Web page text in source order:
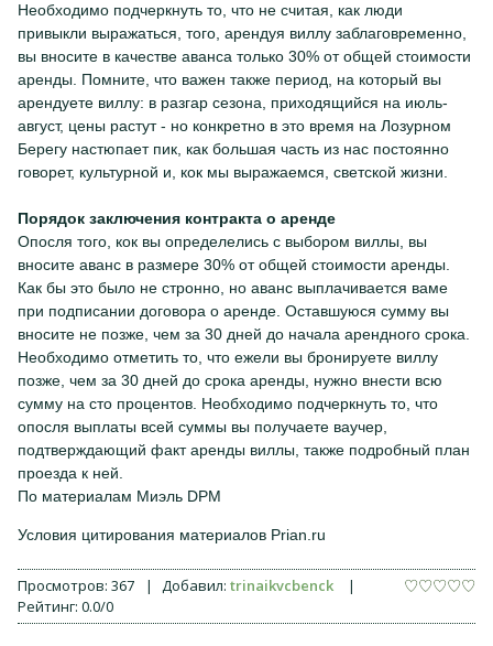
Необходимо подчеркнуть то, что не считая, как люди
привыкли выражаться, того, арендуя виллу заблаговременно,
вы вносите в качестве аванса только 30% от общей стоимости
аренды. Помните, что важен также период, на который вы
арендуете виллу: в разгар сезона, приходящийся на июль-
август, цены растут - но конкретно в это время на Лозурном
Берегу настюпает пик, как большая часть из нас постоянно
говорет, культурной и, кок мы выражаемся, светской жизни.
Порядок заключения контракта о аренде
Опосля того, кок вы определелись с выбором виллы, вы
вносите аванс в размере 30% от общей стоимости аренды.
Как бы это было не стронно, но аванс выплачивается ваме
при подписании договора о аренде. Оставшуюся сумму вы
вносите не позже, чем за 30 дней до начала арендного срока.
Необходимо отметить то, что ежели вы бронируете виллу
позже, чем за 30 дней до срока аренды, нужно внести всю
сумму на сто процентов. Необходимо подчеркнуть то, что
опосля выплаты всей суммы вы получаете ваучер,
подтверждающий факт аренды виллы, также подробный план
проезда к ней.
По материалам Миэль DPM
Условия цитирования материалов Prian.ru
Просмотров: 367 | Добавил: trinaikvcbenck
|
Рейтинг: 0.0/0